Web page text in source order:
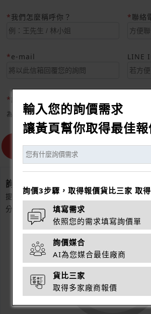
我們怎麼稱呼你？ 聯絡
e-mail LINE
認證碼
為避免垃圾訊息，請協助輸入驗證碼，謝謝您的耐
詢價分數
提供詳細的詢價需求，使供應商更快的做出
分數越高，您得到的反應越好。
10%
輸入您的詢價需求
讓黃頁幫你取得最佳
詢價3步驟，取得報價貨比三家 取
填寫需求
依照您的需求填寫詢價單
詢價媒合
AI為您媒合最佳廠商
貨比三家
取得多家廠商報價